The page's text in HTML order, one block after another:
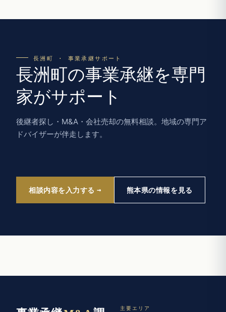
長洲町 · 事業承継サポート
長洲町の事業承継を専門
家がサポート
後継者探し・M&A・会社売却の無料相談。地域の専門ア
ドバイザーが伴走します。
相談内容を入力する 熊本県の情報を見る
主要エリア